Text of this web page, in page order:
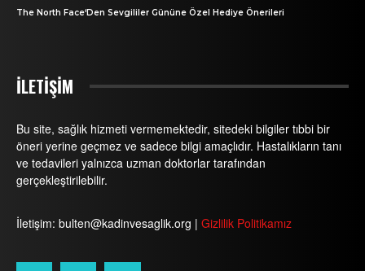
The North Face‘Den Sevgililer Gününe Özel Hediye Önerileri
İLETİŞİM
Bu site, sağlık hizmeti vermemektedir, sitedeki bilgiler tıbbi bir
öneri yerine geçmez ve sadece bilgi amaçlıdır. Hastalıkların tanı
ve tedavileri yalnızca uzman doktorlar tarafından
gerçekleştirilebilir.
İletişim: bulten@kadinvesaglik.org | Gizlilik Politikamız